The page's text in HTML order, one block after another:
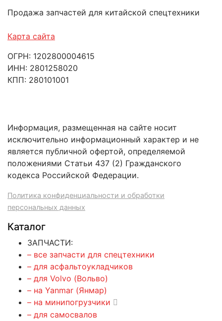
Продажа запчастей для китайской спецтехники
Карта сайта
ОГРН: 1202800004615
ИНН: 2801258020
КПП: 280101001
Информация, размещенная на сайте носит
исключительно информационный характер и не
является публичной офертой, определяемой
положениями Статьи 437 (2) Гражданского
кодекса Российской Федерации.
Политика конфиденциальности и обработки
персональных данных
Каталог
ЗАПЧАСТИ:
– все запчасти для спецтехники
– для асфальтоукладчиков
– для Volvo (Вольво)
– на Yanmar (Янмар)
– на минипогрузчики
– для самосвалов